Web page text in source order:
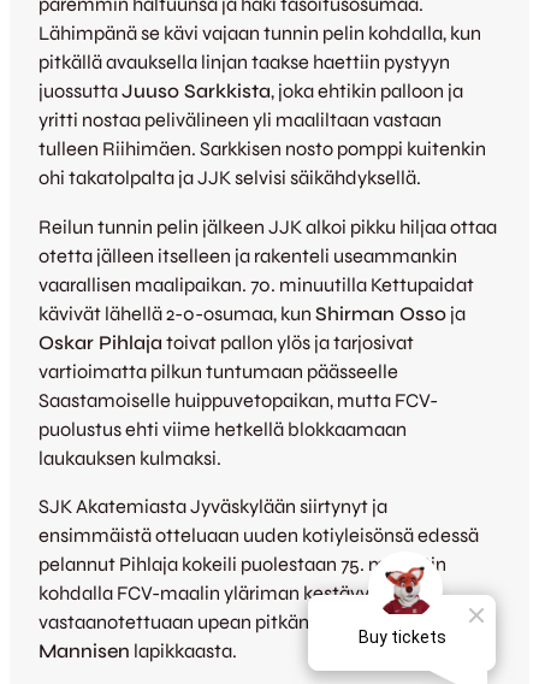
paremmin haltuunsa ja haki tasoitusosumaa.
Lähimpänä se kävi vajaan tunnin pelin kohdalla, kun
pitkällä avauksella linjan taakse haettiin pystyyn
juossuttaJuuso Sarkkista, joka ehtikin palloon ja
yritti nostaa pelivälineen yli maaliltaan vastaan
tulleen Riihimäen. Sarkkisen nosto pomppi kuitenkin
ohi takatolpalta ja JJK selvisi säikähdyksellä.
Reilun tunnin pelin jälkeen JJK alkoi pikku hiljaa ottaa
otetta jälleen itselleen ja rakenteli useammankin
vaarallisen maalipaikan. 70. minuutilla Kettupaidat
kävivät lähellä 2-0-osumaa, kun Shirman Osso ja
Oskar Pihlaja toivat pallon ylös ja tarjosivat
vartioimatta pilkun tuntumaan päässeelle
Saastamoiselle huippuvetopaikan, mutta FCV-
puolustus ehti viime hetkellä blokkaamaan
laukauksen kulmaksi.
SJK Akatemiasta Jyväskylään siirtynyt ja
ensimmäistä otteluaan uuden kotiyleisönsä edessä
pelannut Pihlaja kokeili puolestaan 75. minuutin
kohdalla FCV-maalin yläriman kestävyyttä
vastaanotettuaan upean pitkän syötön
Manu
Mannisen lapikkaasta.